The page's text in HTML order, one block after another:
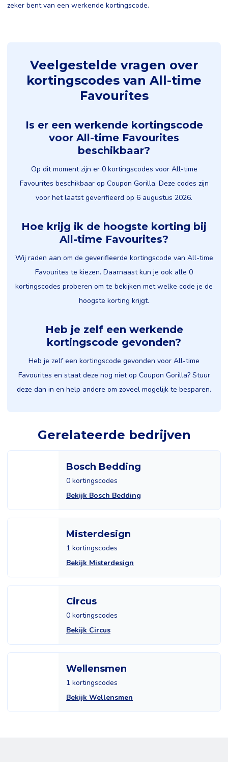
zeker bent van een werkende kortingscode.
Veelgestelde vragen over
kortingscodes van All-time
Favourites
Is er een werkende kortingscode
voor All-time Favourites
beschikbaar?
Op dit moment zijn er 0 kortingscodes voor All-time
Favourites beschikbaar op Coupon Gorilla. Deze codes zijn
voor het laatst geverifieerd op 6 augustus 2026.
Hoe krijg ik de hoogste korting bij
All-time Favourites?
Wij raden aan om de geverifieerde kortingscode van All-time
Favourites te kiezen. Daarnaast kun je ook alle 0
kortingscodes proberen om te bekijken met welke code je de
hoogste korting krijgt.
Heb je zelf een werkende
kortingscode gevonden?
Heb je zelf een kortingscode gevonden voor All-time
Favourites en staat deze nog niet op Coupon Gorilla? Stuur
deze dan in en help andere om zoveel mogelijk te besparen.
Gerelateerde bedrijven
Bosch Bedding
0 kortingscodes
Bekijk Bosch Bedding
Misterdesign
1 kortingscodes
Bekijk Misterdesign
Circus
0 kortingscodes
Bekijk Circus
Wellensmen
1 kortingscodes
Bekijk Wellensmen